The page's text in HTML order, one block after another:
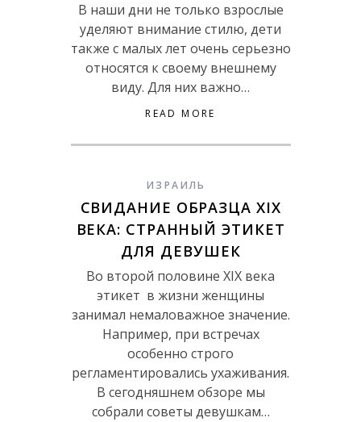
В наши дни не только взрослые
уделяют внимание стилю, дети
также с малых лет очень серьезно
относятся к своему внешнему
виду. Для них важно…
READ MORE
ИЗРАИЛЬ
СВИДАНИЕ ОБРАЗЦА XIX
ВЕКА: СТРАННЫЙ ЭТИКЕТ
ДЛЯ ДЕВУШЕК
Во второй половине XIX века
этикет в жизни женщины
занимал немаловажное значение.
Например, при встречах
особенно строго
регламентировались ухаживания.
В сегодняшнем обзоре мы
собрали советы девушкам…